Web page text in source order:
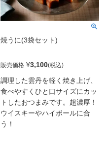
焼うに(3袋セット)
販売価格 ¥3,100
調理した雲丹を軽く焼き上げ、
食べやすくひと口サイズにカッ
トしたおつまみです。超濃厚！
ウイスキーやハイボールに合
う！